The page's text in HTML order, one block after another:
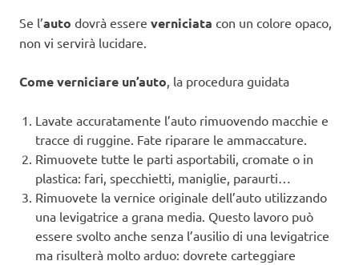
Se l’auto dovrà essere verniciata con un colore opaco,
non vi servirà lucidare.
Come verniciare un’auto, la procedura guidata
Lavate accuratamente l’auto rimuovendo macchie e
tracce di ruggine. Fate riparare le ammaccature.
Rimuovete tutte le parti asportabili, cromate o in
plastica: fari, specchietti, maniglie, paraurti…
Rimuovete la vernice originale dell’auto utilizzando
una levigatrice a grana media. Questo lavoro può
essere svolto anche senza l’ausilio di una levigatrice
ma risulterà molto arduo: dovrete carteggiare